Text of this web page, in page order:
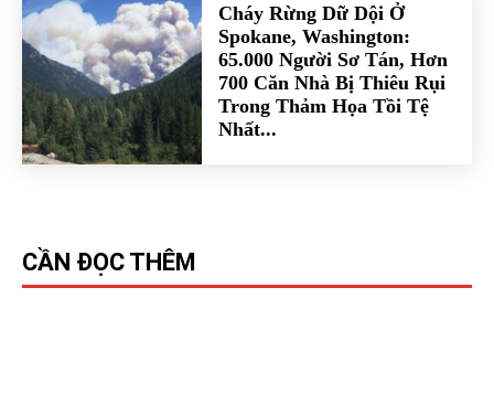
Cháy Rừng Dữ Dội Ở
Spokane, Washington:
65.000 Người Sơ Tán, Hơn
700 Căn Nhà Bị Thiêu Rụi
Trong Thảm Họa Tồi Tệ
Nhất...
CẦN ĐỌC THÊM